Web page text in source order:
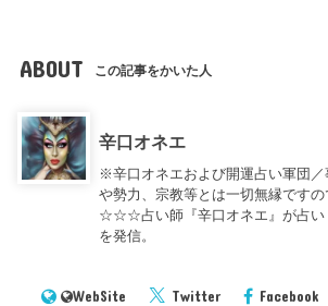
ABOUT この記事をかいた人
辛口オネエ
※辛口オネエおよび開運占い軍団
や勢力、宗教等とは一切無縁です
☆☆☆占い師『辛口オネエ』が占い
を発信。
WebSite Twitter Facebook